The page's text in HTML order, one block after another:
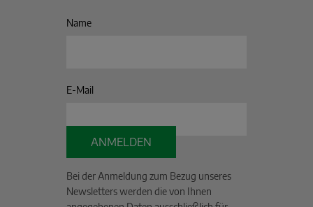
Name
E-Mail
ANMELDEN
Bei der Anmeldung zum Bezug unseres
Newsletters werden die von Ihnen